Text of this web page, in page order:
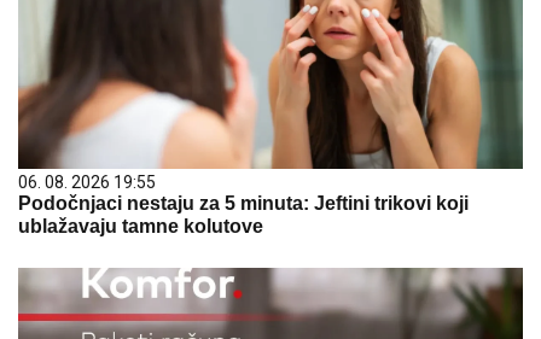
06. 08. 2026 19:55
Podočnjaci nestaju za 5 minuta: Jeftini trikovi koji
ublažavaju tamne kolutove